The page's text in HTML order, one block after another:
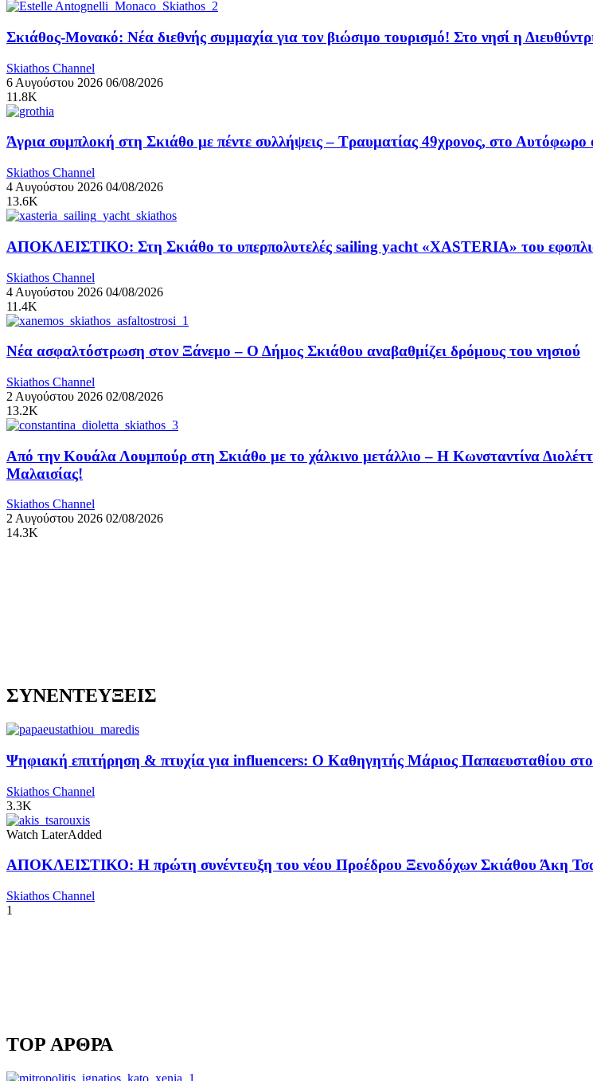
Σκιάθος-Μονακό: Νέα διεθνής συμμαχία για τον βιώσιμο τουρισμό! Στο νησί η
Skiathos Channel
6 Αυγούστου 2026 06/08/2026
11.8K
Άγρια συμπλοκή στη Σκιάθο με πέντε συλλήψεις – Τραυματίας 49χρονος, στο Αυτόφωρο
Skiathos Channel
4 Αυγούστου 2026 04/08/2026
13.6K
ΑΠΟΚΛΕΙΣΤΙΚΟ: Στη Σκιάθο το υπερπολυτελές sailing yacht «XASTERIA» του
Skiathos Channel
4 Αυγούστου 2026 04/08/2026
11.4K
Νέα ασφαλτόστρωση στον Ξάνεμο – Ο Δήμος Σκιάθου αναβαθμίζει δρόμους του νησιού
Skiathos Channel
2 Αυγούστου 2026 02/08/2026
13.2K
Από την Κουάλα Λουμπούρ στη Σκιάθο με το χάλκινο μετάλλιο – Η Κωνσταντίνα
Μαλαισίας!
Skiathos Channel
2 Αυγούστου 2026 02/08/2026
14.3K
ΣΥΝΕΝΤΕΥΞΕΙΣ
Ψηφιακή επιτήρηση & πτυχία για influencers: Ο Καθηγητής Μάριος Παπαευσταθίου
Skiathos Channel
3.3K
Watch LaterAdded
ΑΠΟΚΛΕΙΣΤΙΚΟ: Η πρώτη συνέντευξη του νέου Προέδρου Ξενοδόχων Σκιάθου Άκη
Skiathos Channel
1
TOP ΑΡΘΡΑ